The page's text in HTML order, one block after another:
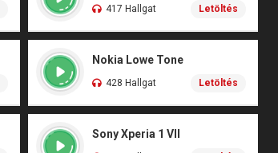
417 Hallgat Letöltés
Nokia Lowe Tone
428 Hallgat Letöltés
Sony Xperia 1 VII